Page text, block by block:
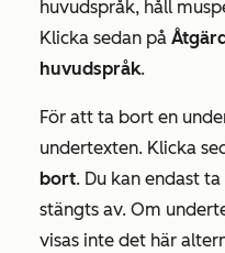
huvudspråk, håll
Klicka sedan på
huvudspråk.
För att ta bort en
undertexten. Klicka
bort. Du kan endast
stängts av. Om
visas inte det här